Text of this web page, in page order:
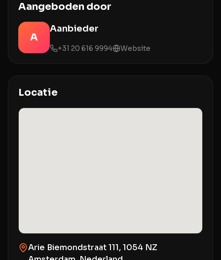
Aangeboden door
A
Aanbieder
+31 20 616 9994 Website
Locatie
Arie Biemondstraat 111, 1054 NZ